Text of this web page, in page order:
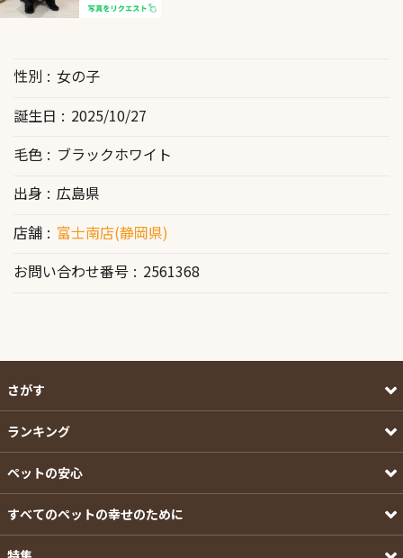
性別
女の子
誕生日
2025/10/27
毛色
ブラックホワイト
出身
広島県
店舗
富士南店(静岡県)
お問い合わせ番号
2561368
さがす
ランキング
ペットの安心
すべてのペットの幸せのために